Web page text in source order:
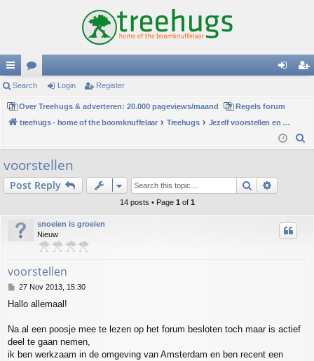
ui
ck
lin
ks
or
u
m
s
in
Search Login Register
Over Treehugs & adverteren: 20.000 pageviews/maand
Regels forum
treehugs - home of the boomknuffelaar
Treehugs
Jezelf voorstellen en persoonlijke mededelingen
h
voorstellen
Post Reply Search
14 posts • Page 1 of 1
snoeien is groeien
Nieuw
voorstellen
P
s
27 Nov 2013, 15:30
Hallo allemaal!
Na al een poosje mee te lezen op het forum besloten toch maar is actief
deel te gaan nemen,
ik ben werkzaam in de omgeving van Amsterdam en ben recent een